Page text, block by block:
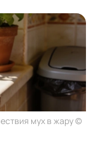
мух в жару ©